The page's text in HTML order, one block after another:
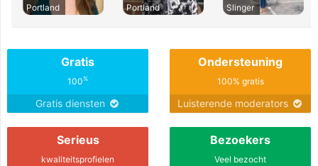
Portland
Portland
Slinger
Gratis
100%
Gratis diensten
Ondersteuning
100% gratis
Luisterende moderators
Serieus
kwaliteitsprofielen
Bezoekers
Veel bezocht